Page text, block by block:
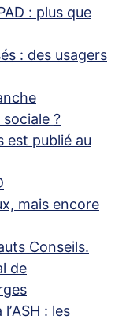
: plus que
: des usagers
sociale ?
est publié au
mais encore
Conseils.
de
ASH : les